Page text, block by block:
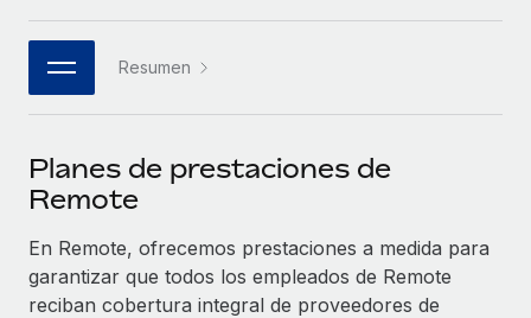
Conectar
Conecta cualquier herramienta de IA con Remote
Optimiza los procesos con herramientas empresariales
esenciales.
SERVICIOS
ASOCIARSE
Socios tecnológicos estratégicos
Integra la gestión de los RR. HH. globales en tu
Asociarse
Descubre oportunidades de colaborar con nosotros.
Remote Build Próximamente
Consultoría de integraciones y automatización con IA.
Webinarios
Información sobre salarios y talento
Obtén ayuda
한국어
中文（简体）Resumen
Planes de prestaciones de
Remote
En Remote, ofrecemos prestaciones a medida para
garantizar que todos los empleados de Remote
reciban cobertura integral de proveedores de